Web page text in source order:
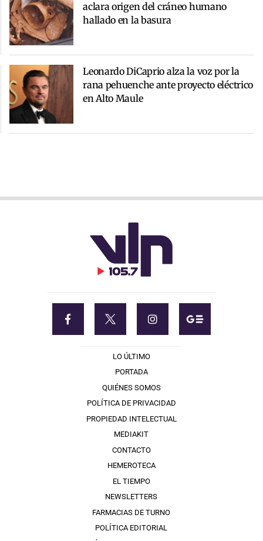
aclara origen del cráneo humano
hallado en la basura
Leonardo DiCaprio alza la voz por la
rana pehuenche ante proyecto eléctrico
en Alto Maule
LO ÚLTIMO
PORTADA
QUIÉNES SOMOS
POLÍTICA DE PRIVACIDAD
PROPIEDAD INTELECTUAL
MEDIAKIT
CONTACTO
HEMEROTECA
EL TIEMPO
NEWSLETTERS
FARMACIAS DE TURNO
POLÍTICA EDITORIAL